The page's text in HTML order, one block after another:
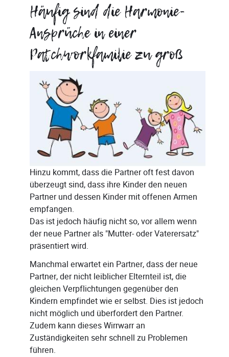
Häufig sind die Harmonie-
Ansprüche in einer
Patchworkfamilie zu groß
Hinzu kommt, dass die Partner oft fest davon
überzeugt sind, dass ihre Kinder den neuen
Partner und dessen Kinder mit offenen Armen
empfangen.
Das ist jedoch häufig nicht so, vor allem wenn
der neue Partner als "Mutter- oder Vaterersatz"
präsentiert wird.
Manchmal erwartet ein Partner, dass der neue
Partner, der nicht leiblicher Elternteil ist, die
gleichen Verpflichtungen gegenüber den
Kindern empfindet wie er selbst. Dies ist jedoch
nicht möglich und überfordert den Partner.
Zudem kann dieses Wirrwarr an
Zuständigkeiten sehr schnell zu Problemen
führen.